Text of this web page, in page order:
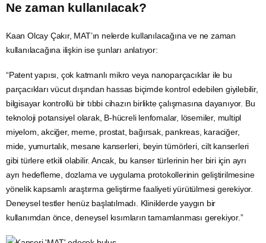
Ne zaman kullanılacak?
Kaan Olcay Çakır, MAT’ın nelerde kullanılacağına ve ne zaman
kullanılacağına ilişkin ise şunları anlatıyor:
“Patent yapısı, çok katmanlı mikro veya nanoparçacıklar ile bu
parçacıkları vücut dışından hassas biçimde kontrol edebilen giyilebilir,
bilgisayar kontrollü bir tıbbi cihazın birlikte çalışmasına dayanıyor. Bu
teknoloji potansiyel olarak, B-hücreli lenfomalar, lösemiler, multipl
miyelom, akciğer, meme, prostat, bağırsak, pankreas, karaciğer,
mide, yumurtalık, mesane kanserleri, beyin tümörleri, cilt kanserleri
gibi türlere etkili olabilir. Ancak, bu kanser türlerinin her biri için ayrı
ayrı hedefleme, dozlama ve uygulama protokollerinin geliştirilmesine
yönelik kapsamlı araştırma geliştirme faaliyeti yürütülmesi gerekiyor.
Deneysel testler henüz başlatılmadı. Kliniklerde yaygın bir
kullanımdan önce, deneysel kısımların tamamlanması gerekiyor.”